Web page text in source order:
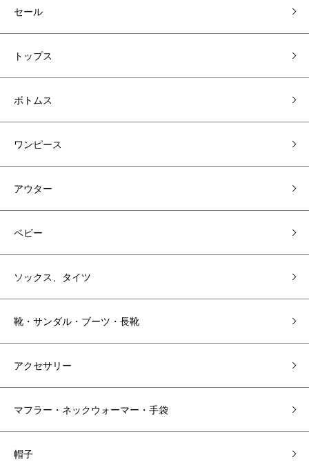
セール
トップス
ボトムス
ワンピース
アウター
ベビー
ソックス、タイツ
靴・サンダル・ブーツ・長靴
アクセサリー
マフラー・ネックウォーマー・手袋
帽子